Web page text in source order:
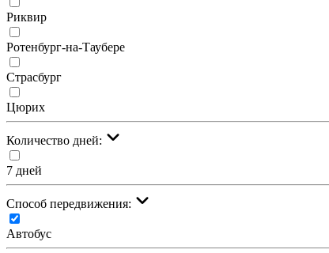
Риквир
Ротенбург-на-Таубере
Страсбург
Цюрих
Количество дней:
7 дней
Cпособ передвижения:
Автобус